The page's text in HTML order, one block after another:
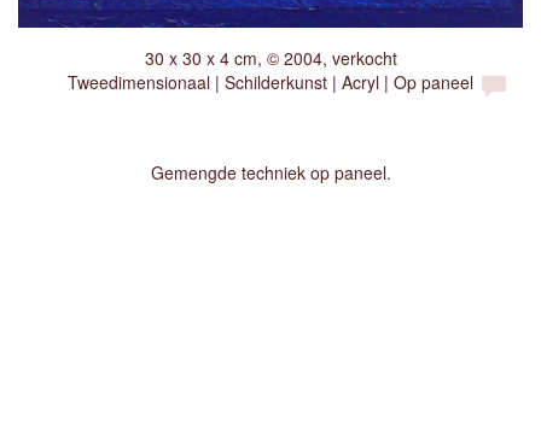
30 x 30 x 4 cm, © 2004, verkocht
Tweedimensionaal | Schilderkunst | Acryl | Op paneel
Gemengde techniek op paneel.